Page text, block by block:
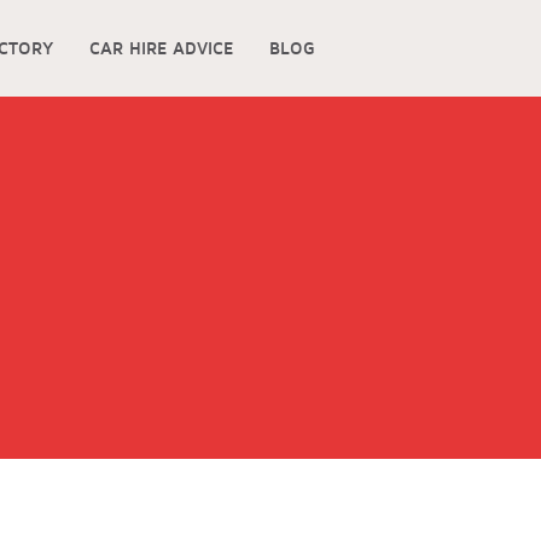
CAR HIRE ADVICE BLOG